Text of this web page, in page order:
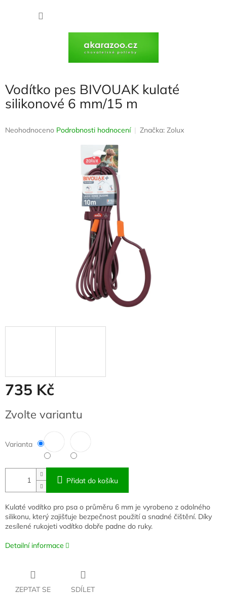
Vodítko pes BIVOUAK kulaté
silikonové 6 mm/15 m
Průměrné
Neohodnoceno Podrobnosti hodnocení Značka: Zolux
735 Kč
cena:
Zvolte variantu
Varianta
Přidat do košíku
Kulaté vodítko pro psa o průměru 6 mm je vyrobeno z odolného
silikonu, který zajišťuje bezpečnost použití a snadné čištění. Díky
zesílené rukojeti vodítko dobře padne do ruky.
Detailní informace
ZEPTAT SE SDÍLET